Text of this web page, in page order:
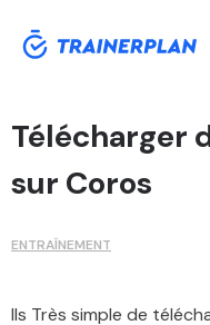
Télécharger
sur Coros
ENTRAÎNEMENT
Ils Très simple de